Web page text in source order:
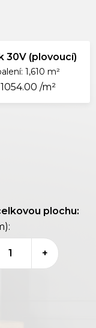
30V (plovoucí)
1,610 m²
1054.00 /m²
plochu:
+